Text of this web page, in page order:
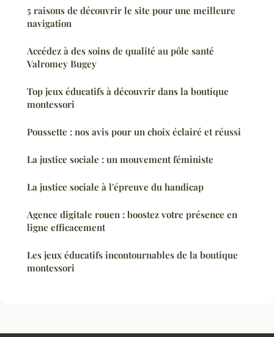
5 raisons de découvrir le site pour une meilleure
navigation
Accédez à des soins de qualité au pôle santé
Valromey Bugey
Top jeux éducatifs à découvrir dans la boutique
montessori
Poussette : nos avis pour un choix éclairé et réussi
La justice sociale : un mouvement féministe
La justice sociale à l'épreuve du handicap
Agence digitale rouen : boostez votre présence en
ligne efficacement
Les jeux éducatifs incontournables de la boutique
montessori